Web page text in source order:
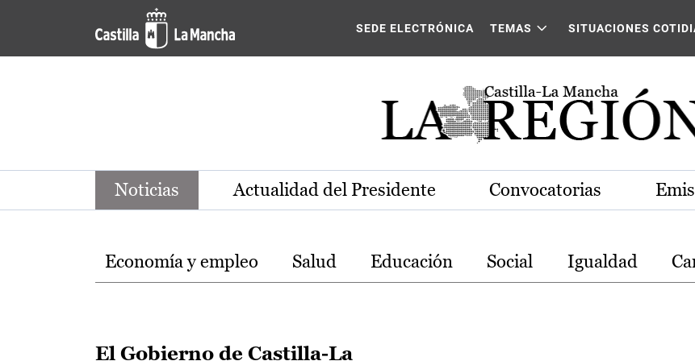
Pasar al contenido principal
Noticias de la región de Castilla-La Mancha
SEDE ELECTRÓNICA TEMAS SITUACIONES
Noticias Actualidad del Presidente Convocatorias
Temas
Economía y empleo Salud Educación Social Igualdad
El Gobierno de Castilla-La